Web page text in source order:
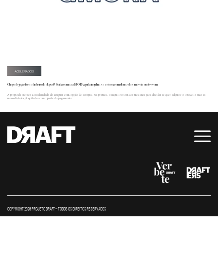
ACELERADOS
Chega de jogar fora o dinheiro do aluguel! Saiba como a aMORA ajuda inquilinos a se tornarem donos dos imóveis onde vivem
A proptech oferece a modalidade de aluguel com opção de compra. Na prática, o inquilino tem até três anos para decidir se quer adquirir o imóvel e usar as
mensalidades já quitadas como parte do pagamento.
COPYRIGHT 2026 PROJETO DRAFT – TODOS OS DIREITOS RESERVADOS